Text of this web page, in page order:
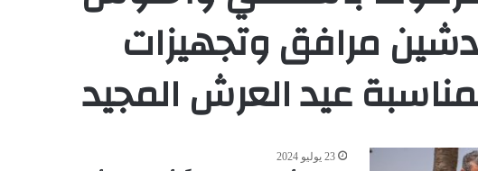
مرافق وتجهيزات
عيد العرش المجيد
23 يوليو 2024